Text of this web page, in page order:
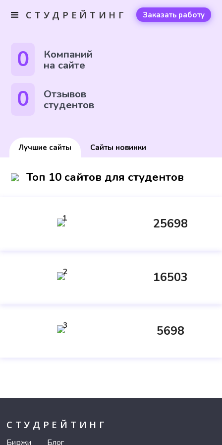
СТУДРЕЙТИНГ Заказать работу
0 Компаний
на сайте
0 Отзывов
студентов
Лучшие сайты Сайты новинки
Топ 10 сайтов для студентов
1 25698
2 16503
3 5698
СТУДРЕЙТИНГ
Биржи Блог